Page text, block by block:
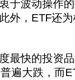
于波动操作
外，ETF还
快的投资品
遍大跌，而